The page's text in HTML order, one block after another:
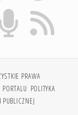
PRAWA
POLITYKA